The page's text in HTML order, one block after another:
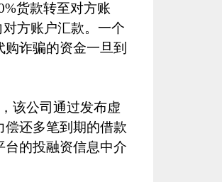
货款转至对方账
方账户汇款。一个
诈骗的资金一旦到
该公司通过发布虚
还多笔到期的借款
的投融资信息中介